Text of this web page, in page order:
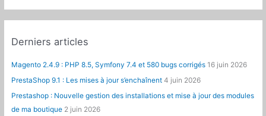
Derniers articles
Magento 2.4.9 : PHP 8.5, Symfony 7.4 et 580 bugs corrigés 16 juin 2026
PrestaShop 9.1 : Les mises à jour s’enchaînent 4 juin 2026
Prestashop : Nouvelle gestion des installations et mise à jour des modules
de ma boutique 2 juin 2026